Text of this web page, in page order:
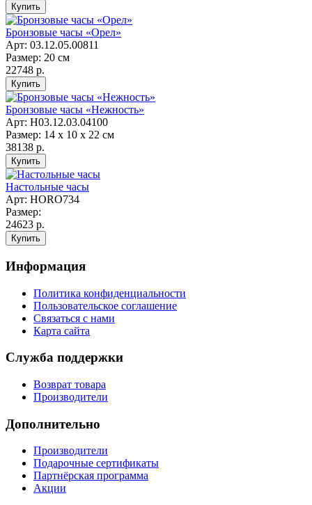
Бронзовые часы «Орел»
Арт: 03.12.05.00811
Размер: 20 см
22748 р.
Бронзовые часы «Нежность»
Арт: Н03.12.03.04100
Размер: 14 х 10 х 22 см
38138 р.
Настольные часы
Арт: НORO734
Размер:
24623 р.
Информация
Политика конфиденциальности
Пользовательское соглашение
Связаться с нами
Карта сайта
Служба поддержки
Возврат товара
Производители
Дополнительно
Производители
Подарочные сертификаты
Партнёрская программа
Акции